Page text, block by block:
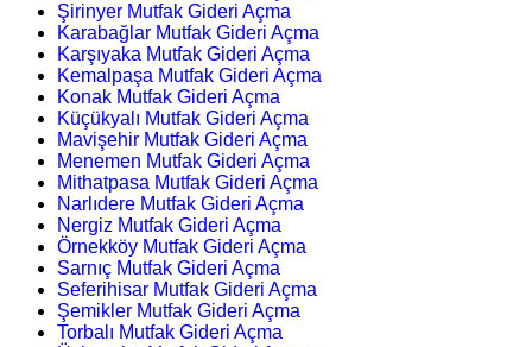
Şirinyer Mutfak Gideri Açma
Karabağlar Mutfak Gideri Açma
Karşıyaka Mutfak Gideri Açma
Kemalpaşa Mutfak Gideri Açma
Konak Mutfak Gideri Açma
Küçükyalı Mutfak Gideri Açma
Mavişehir Mutfak Gideri Açma
Menemen Mutfak Gideri Açma
Mithatpasa Mutfak Gideri Açma
Narlıdere Mutfak Gideri Açma
Nergiz Mutfak Gideri Açma
Örnekköy Mutfak Gideri Açma
Sarnıç Mutfak Gideri Açma
Seferihisar Mutfak Gideri Açma
Şemikler Mutfak Gideri Açma
Torbalı Mutfak Gideri Açma